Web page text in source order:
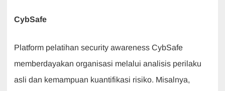
CybSafe
Platform pelatihan security awareness CybSafe
memberdayakan organisasi melalui analisis perilaku
asli dan kemampuan kuantifikasi risiko. Misalnya,